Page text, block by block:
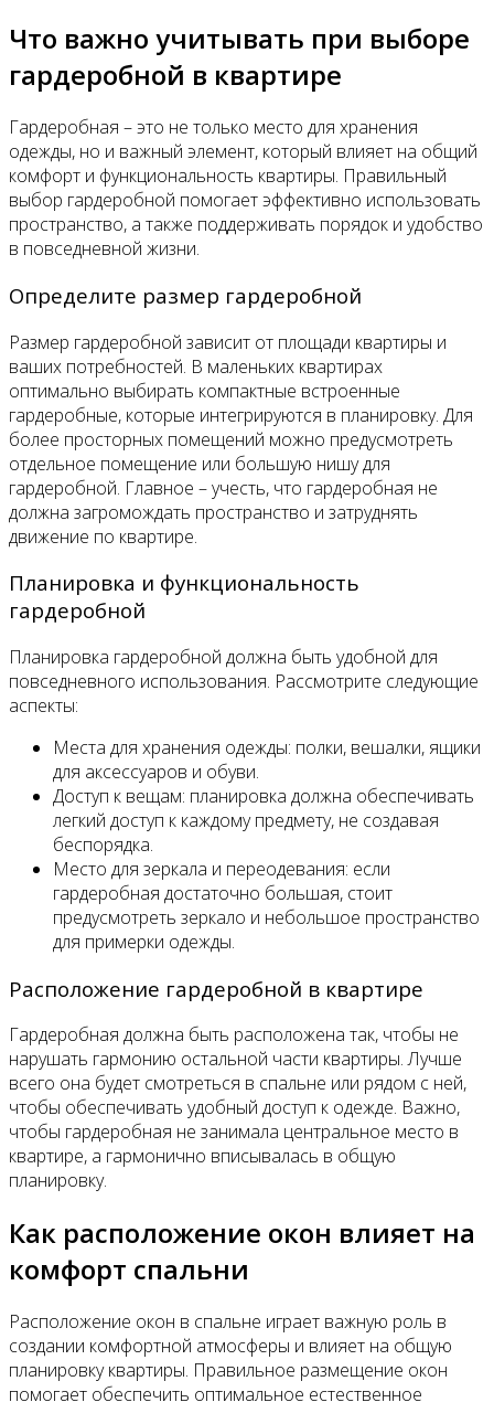
Что важно учитывать при выборе
гардеробной в квартире
Гардеробная – это не только место для хранения
одежды, но и важный элемент, который влияет на общий
комфорт и функциональность квартиры. Правильный
выбор гардеробной помогает эффективно использовать
пространство, а также поддерживать порядок и удобство
в повседневной жизни.
Определите размер гардеробной
Размер гардеробной зависит от площади квартиры и
ваших потребностей. В маленьких квартирах
оптимально выбирать компактные встроенные
гардеробные, которые интегрируются в планировку. Для
более просторных помещений можно предусмотреть
отдельное помещение или большую нишу для
гардеробной. Главное – учесть, что гардеробная не
должна загромождать пространство и затруднять
движение по квартире.
Планировка и функциональность
гардеробной
Планировка гардеробной должна быть удобной для
повседневного использования. Рассмотрите следующие
аспекты:
Места для хранения одежды: полки, вешалки, ящики
для аксессуаров и обуви.
Доступ к вещам: планировка должна обеспечивать
легкий доступ к каждому предмету, не создавая
беспорядка.
Место для зеркала и переодевания: если
гардеробная достаточно большая, стоит
предусмотреть зеркало и небольшое пространство
для примерки одежды.
Расположение гардеробной в квартире
Гардеробная должна быть расположена так, чтобы не
нарушать гармонию остальной части квартиры. Лучше
всего она будет смотреться в спальне или рядом с ней,
чтобы обеспечивать удобный доступ к одежде. Важно,
чтобы гардеробная не занимала центральное место в
квартире, а гармонично вписывалась в общую
планировку.
Как расположение окон влияет на
комфорт спальни
Расположение окон в спальне играет важную роль в
создании комфортной атмосферы и влияет на общую
планировку квартиры. Правильное размещение окон
помогает обеспечить оптимальное естественное